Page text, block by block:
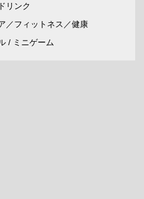
リンク
／フィットネス／健康
/ ミニゲーム